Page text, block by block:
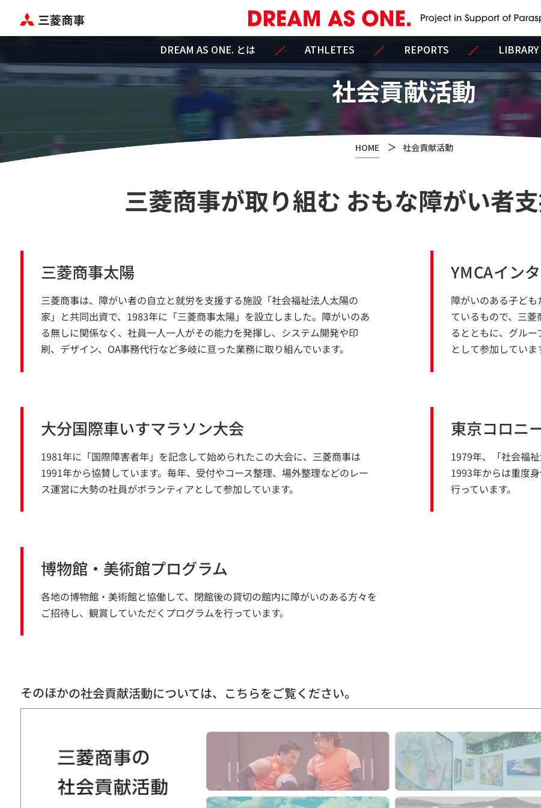
DREAM AS ONE. とは ATHLETES REPORTS LIBRARY
社会貢献活動
HOME 社会貢献活動
三菱商事が取り組む おもな障がい者
三菱商事太陽
三菱商事は、障がい者の自立と就労を支援する施設「社会福祉法人太陽の
家」と共同出資で、1983年に「三菱商事太陽」を設立しました。障がいのあ
る無しに関係なく、社員一人一人がその能力を発揮し、システム開発や印
刷、デザイン、OA事務代行など多岐に亘った業務に取り組んでいます。
大分国際車いすマラソン大会
1981年に「国際障害者年」を記念して始められたこの大会に、三菱商事は
1991年から協賛しています。毎年、受付やコース整理、場外整理などのレー
ス運営に大勢の社員がボランティアとして参加しています。
博物館・美術館プログラム
各地の博物館・美術館と協働して、閉館後の貸切の館内に障がいのある方々を
ご招待し、観賞していただくプログラムを行っています。
YMCAイン
障がいのある子ど
ているもので、三
るとともに、グル
として参加していま
東京コロニ
1979年、「社会福
1993年からは重度
行っています。
そのほかの社会貢献活動については、こちらをご覧ください。